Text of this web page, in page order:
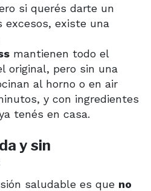
si querés darte un
excesos, existe una
mantienen todo el
original, pero sin una
al horno o en air
y con ingredientes
tenés en casa.
y sin
saludable es que no